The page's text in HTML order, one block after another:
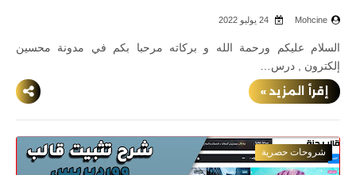
Mohcine
السلام عليكم ورحمة الله و بركاته مرحبا بكم في مدونة محسين
إلكترون , درس…
إقرأ المزيد »
شروحات حصرية